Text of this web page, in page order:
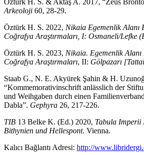
Öztürk H. S. & Aktaş A. 2017, “Zeus
Arkeoloji 60, 28-29.
Öztürk H. S. 2022, Nikaia Egemenlik Alanı
Coğrafya Araştırmaları, I: Osmaneli/Lefke
Öztürk H. S. 2023, Nikaia. Egemenlik
Coğrafya Araştırmaları, II: Gölpazarı
Staab G., N. E. Akyürek Şahin & H.
“Kommemorativinschrift anlässlich der
und Weihgaben durch einen
Dabla”. Gephyra 26, 217-226.
TIB 13 Belke K. (Ed.) 2020, Tabula Imperii
Bithynien und Hellespont. Vienna.
Kalıcı Bağlantı Adresi: http://